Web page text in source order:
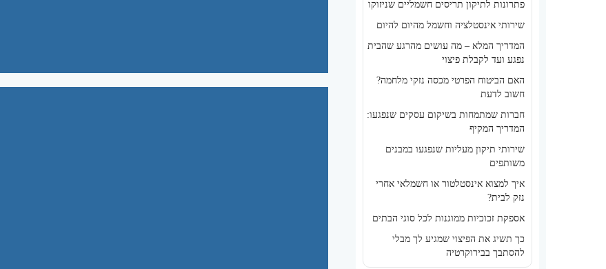
פתרונות לתיקון תריסים חשמליים שניזוקו
שירותי אינסטלציה וחשמל מהיום להיום
המדריך המלא – מה עושים מהרגע שהבית
נפגע ועד לקבלת פיצוי
האם הביטוח הפרטי מכסה נזקי מלחמה?
חשוב לדעת
חברות שמתמחות בשיקום עסקים שנפגעו:
המדריך המקיף
שירותי תיקון מעליות שנפגעו במבנים
משותפים
איך למצוא אינסטלטור או חשמלאי אחרי
נזק לבית?
אספקת זכוכיות ממוגנות לכל סוגי הבתים
כך תשיג את הפיצוי שמגיע לך מבלי
להסתבך בבירוקרטיה